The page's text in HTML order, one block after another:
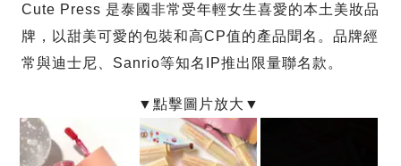
Cute Press 是泰國非常受年輕女生喜愛的本土美妝品
牌，以甜美可愛的包裝和高CP值的產品聞名。品牌經
常與迪士尼、Sanrio等知名IP推出限量聯名款。